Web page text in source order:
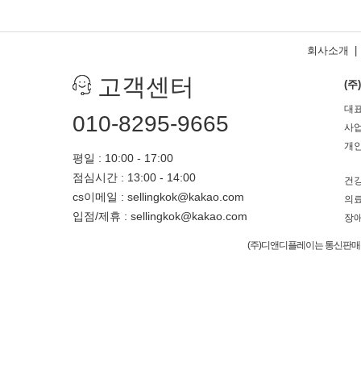
회사소개
고객센터
010-8295-9665
평일 : 10:00 - 17:00
점심시간 : 13:00 - 14:00
cs이메일 : sellingkok@kakao.com
입점/제휴 : sellingkok@kakao.com
(주
대
사
개
건
의
장
(주)디앤디플레이는 통신판